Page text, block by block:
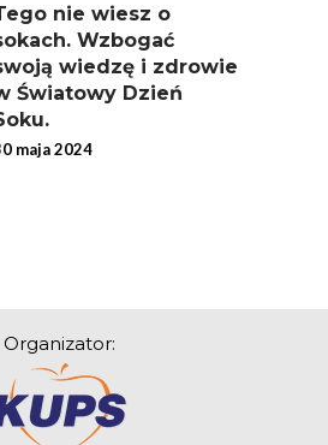
nie wiesz o
Wzbogać
wiedzę i zdrowie
Światowy Dzień
maja 2024
Organizator: